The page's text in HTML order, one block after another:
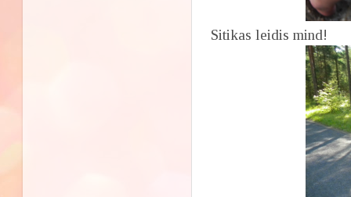
Sitikas leidis mind!